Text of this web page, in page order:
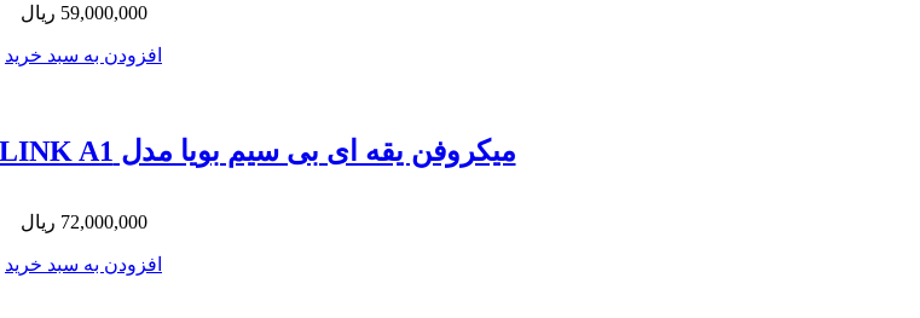
59,000,000 ریال
افزودن به سبد خرید
میکروفن یقه ای بی سیم بویا مدل Boya LINK A1 دو سال گارانتی تعویض
72,000,000 ریال
افزودن به سبد خرید